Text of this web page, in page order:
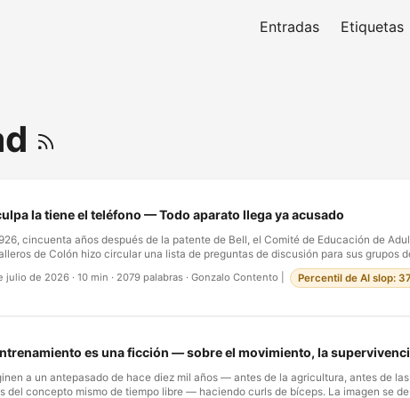
Entradas Etiquetas
la tiene el teléfono — Todo aparato llega ya acusado
cincuenta años después de la patente de Bell, el Comité de Educación de
de Colón hizo circular una lista de preguntas de discusión para sus grupos
de ellas, textuales: ¿El teléfono hace a los hombres más activos o más perezosos? Y:
destruye la vida del hogar y la vieja costumbre de visitar a los amigos? Léalas
de serie limados. Lo único que cambió en cien años es el objeto sobre la
julio de 2026 · 10 min · 2079 palabras · Gonzalo Contento Percentil de AI slop:
es una ficción — sobre el movimiento, la
a un antepasado de hace diez mil años — antes de la agricultura, antes de
del concepto mismo de tiempo libre — haciendo curls de bíceps. La imagen se